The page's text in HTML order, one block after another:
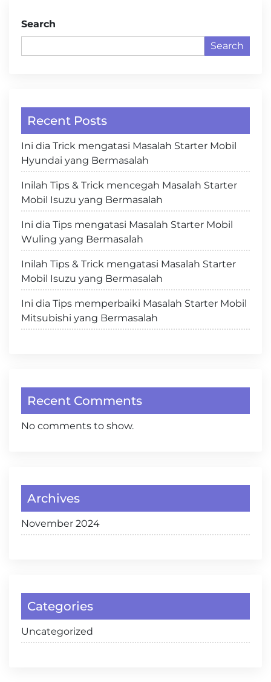
Search
Search
Recent Posts
Ini dia Trick mengatasi Masalah Starter Mobil
Hyundai yang Bermasalah
Inilah Tips & Trick mencegah Masalah Starter
Mobil Isuzu yang Bermasalah
Ini dia Tips mengatasi Masalah Starter Mobil
Wuling yang Bermasalah
Inilah Tips & Trick mengatasi Masalah Starter
Mobil Isuzu yang Bermasalah
Ini dia Tips memperbaiki Masalah Starter Mobil
Mitsubishi yang Bermasalah
Recent Comments
No comments to show.
Archives
November 2024
Categories
Uncategorized